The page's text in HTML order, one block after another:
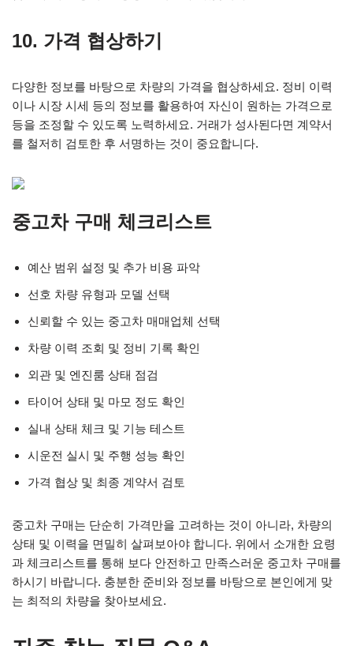
10. 가격 협상하기
다양한 정보를 바탕으로 차량의 가격을 협상하세요. 정비 이력
이나 시장 시세 등의 정보를 활용하여 자신이 원하는 가격으로
등을 조정할 수 있도록 노력하세요. 거래가 성사된다면 계약서
를 철저히 검토한 후 서명하는 것이 중요합니다.
중고차 구매 체크리스트
예산 범위 설정 및 추가 비용 파악
선호 차량 유형과 모델 선택
신뢰할 수 있는 중고차 매매업체 선택
차량 이력 조회 및 정비 기록 확인
외관 및 엔진룸 상태 점검
타이어 상태 및 마모 정도 확인
실내 상태 체크 및 기능 테스트
시운전 실시 및 주행 성능 확인
가격 협상 및 최종 계약서 검토
중고차 구매는 단순히 가격만을 고려하는 것이 아니라, 차량의
상태 및 이력을 면밀히 살펴보아야 합니다. 위에서 소개한 요령
과 체크리스트를 통해 보다 안전하고 만족스러운 중고차 구매를
하시기 바랍니다. 충분한 준비와 정보를 바탕으로 본인에게 맞
는 최적의 차량을 찾아보세요.